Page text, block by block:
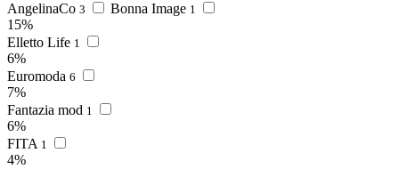
AngelinaCo 3 Bonna Image 1
15%
Elletto Life 1
6%
Euromoda 6
7%
Fantazia mod 1
6%
FITA 1
4%